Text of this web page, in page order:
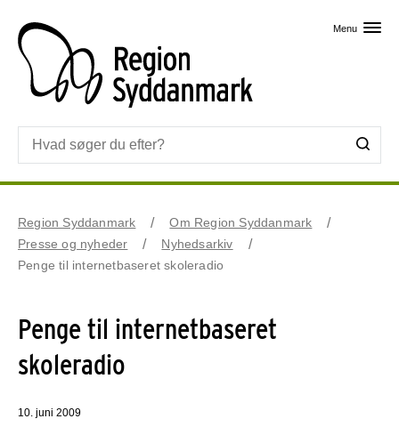
Menu
Region Syddanmark
Om Region Syddanmark
Presse og nyheder
Nyhedsarkiv
Penge til internetbaseret skoleradio
Penge til internetbaseret
skoleradio
10. juni 2009